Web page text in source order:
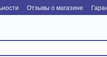
Отзывы о магазине